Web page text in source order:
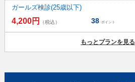
ガールズ検診(25歳以下)
4,200円 （税込） 38 ポイント
もっとプランを見る